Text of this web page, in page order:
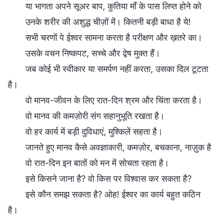
या भागता अपने सूअर बाप, कुतिया माँ के पास लिप्त होने को
उनके शरीर की अशुद्ध चीज़ों में। कितनी बड़ी बाधा है ये!
सभी चरणों पे ईश्वर सामना करता है परीक्षण और ख़तरे का।
उसके वचन निष्कपट, सच्चे और द्वेष मुक्त हैं।
जब कोई भी स्वीकार या समर्पण नहीं करता, उसका दिल टूटता
है।
वो मानव-जीवन के लिए रात-दिन श्रम और चिंता करता है।
वो मानव की कमज़ोरी संग सहानुभूति रखता है।
वो हर कार्य में बड़ी दुविधाएं, मुश्किलें सहता है।
जानते हुए मानव कैसे अवज्ञाकारी, कमज़ोर, बचकाना, नाज़ुक है
वो रात-दिन इन बातों को मन में सोचता रहता है।
इसे किसने जाना है? वो किस पर विश्वास कर सकता है?
इसे कौन समझ सकता है? ओह! ईश्वर का कार्य बहुत कठिन
है।